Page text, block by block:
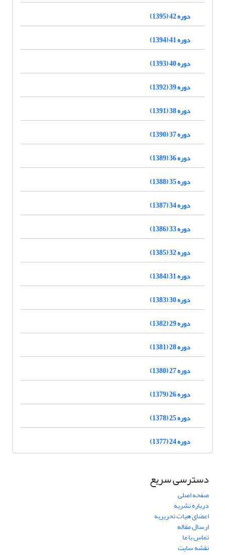
دوره 42 (1395)
دوره 41 (1394)
دوره 40 (1393)
دوره 39 (1392)
دوره 38 (1391)
دوره 37 (1390)
دوره 36 (1389)
دوره 35 (1388)
دوره 34 (1387)
دوره 33 (1386)
دوره 32 (1385)
دوره 31 (1384)
دوره 30 (1383)
دوره 29 (1382)
دوره 28 (1381)
دوره 27 (1380)
دوره 26 (1379)
دوره 25 (1378)
دوره 24 (1377)
دسترسی سریع
صفحه اصلی
درباره نشریه
اعضای هیات تحریریه
ارسال مقاله
تماس با ما
نقشه سایت